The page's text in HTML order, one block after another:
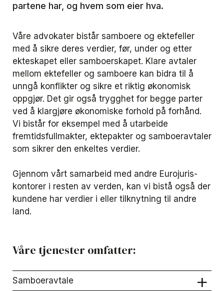
partene har, og hvem som eier hva.
Våre advokater bistår samboere og ektefeller
med å sikre deres verdier, før, under og etter
ekteskapet eller samboerskapet. Klare avtaler
mellom ektefeller og samboere kan bidra til å
unngå konflikter og sikre et riktig økonomisk
oppgjør. Det gir også trygghet for begge parter
ved å klargjøre økonomiske forhold på forhånd.
Vi bistår for eksempel med å utarbeide
fremtidsfullmakter, ektepakter og samboeravtaler
som sikrer den enkeltes verdier.
Gjennom vårt samarbeid med andre Eurojuris-
kontorer i resten av verden, kan vi bistå også der
kundene har verdier i eller tilknytning til andre
land.
Våre tjenester omfatter:
Samboeravtale